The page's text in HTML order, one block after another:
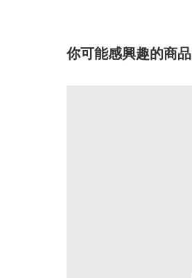
你可能感興趣的商品